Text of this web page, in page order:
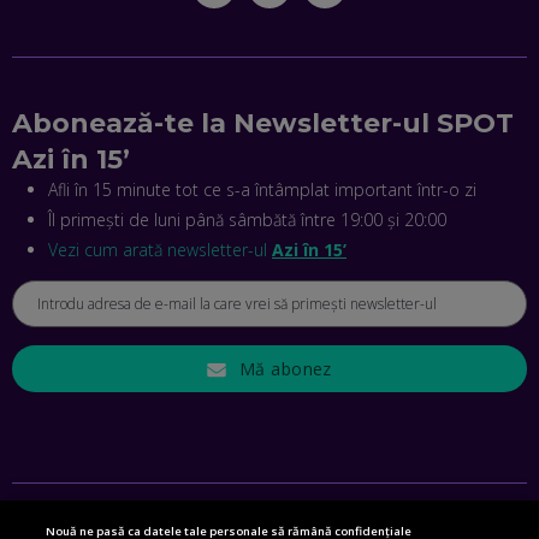
MIHAI CEPOI, JOBFUL: SCHIMBĂM MODUL ÎN CARE APLICI
ANTONIO ENACHE, SENSE4FIT: CUM TE AJUTĂ
TEHNOLOGIA SĂ FACI SPORT, SĂ FII MAI COMPETITIV ȘI SĂ
EP. 44
CRISTIAN GROZEA, BEEFAST: PREGĂTIM CEL MAI BUN
DISPECERAT AUTOMAT DE PE PIAȚĂ! CUM POATE
REVOLUȚIONA LIVRĂRILE RAPIDE, DIN ROMÂNIA PÂNĂ ÎN
EP. 42
Abonează-te la Newsletter-ul SPOT
Azi în 15’
Afli în 15 minute tot ce s-a întâmplat important într-o zi
Îl primești de luni până sâmbătă între 19:00 și 20:00
Vezi cum arată newsletter-ul Azi în 15’
Mă abonez
Nouă ne pasă ca datele tale personale să rămână confidențiale